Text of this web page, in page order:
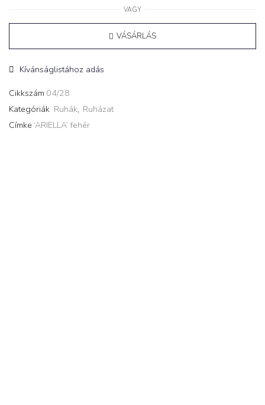
VAGY
VÁSÁRLÁS
Kívánságlistához adás
Cikkszám 04/28
Kategóriák Ruhák, Ruházat
Címke ‘ARIELLA’ fehér